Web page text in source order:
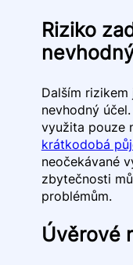
Riziko
Dalším
nevhodný
využita pouze
krátkodobá
neočekávané
zbytečnosti
problémům.
Úvěrové